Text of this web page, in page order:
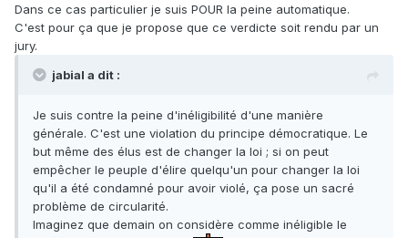
Dans ce cas particulier je suis POUR la peine automatique.
C'est pour ça que je propose que ce verdicte soit rendu par un
jury.
jabial a dit :
Je suis contre la peine d'inéligibilité d'une manière
générale. C'est une violation du principe démocratique. Le
but même des élus est de changer la loi ; si on peut
empêcher le peuple d'élire quelqu'un pour changer la loi
qu'il a été condamné pour avoir violé, ça pose un sacré
problème de circularité.
Imaginez que demain on considère comme inéligible le